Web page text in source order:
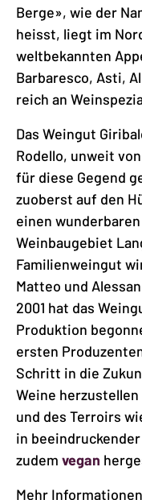
Berge», wie der
heisst, liegt im
weltbekannten
Barbaresco, Asti,
reich an
Das Weingut
Rodello, unweit
für diese Gegend
zuoberst auf den
einen
Weinbaugebiet
Familienweingut
Matteo und
2001 hat das
Produktion
ersten
Schritt in die
Weine
und des Terroirs
in
zudem vegan
Mehr